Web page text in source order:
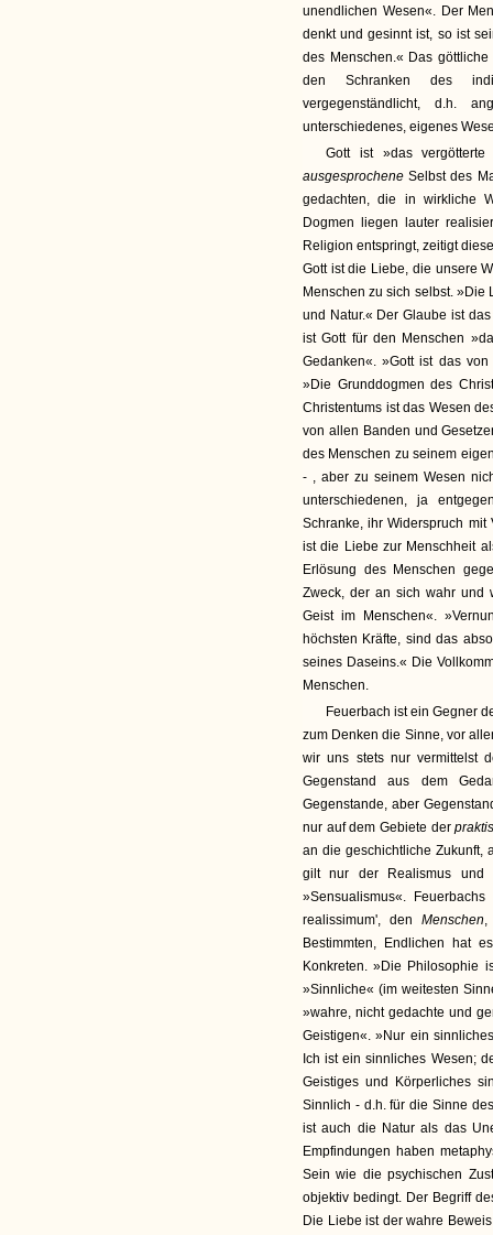
unendlichen Wesen«. Der
denkt und gesinnt ist, so ist
des Menschen.« Das
den Schranken des
vergegenständlicht, d.h.
unterschiedenes, eigenes
Gott ist »das
ausgesprocheneSelbst des
gedachten, die in wirkliche
Dogmen liegen lauter
Religion entspringt, zeitigt
Gott ist die Liebe, die unsere
Menschen zu sich selbst. »Die
und Natur.« Der Glaube ist
ist Gott für den Menschen
Gedanken«. »Gott ist das
»Die Grunddogmen des
Christentums ist das Wesen
von allen Banden und
des Menschen zu seinem
- , aber zu seinem Wesen
unterschiedenen, ja
Schranke, ihr Widerspruch
ist die Liebe zur Menschheit
Erlösung des Menschen
Zweck, der an sich wahr und
Geist im Menschen«.
höchsten Kräfte, sind das
seines Daseins.« Die
Menschen.
Feuerbach ist ein Gegner
zum Denken die Sinne, vor
wir uns stets nur vermittelst
Gegenstand aus dem
Gegenstande, aber
nur auf dem Gebiete der
an die geschichtliche Zukunft,
gilt nur der Realismus und
»Sensualismus«.
realissimum', den Menschen,
Bestimmten, Endlichen hat
Konkreten. »Die Philosophie
»Sinnliche« (im weitesten
»wahre, nicht gedachte und
Geistigen«. »Nur ein
Ich ist ein sinnliches Wesen;
Geistiges und Körperliches
Sinnlich - d.h. für die Sinne
ist auch die Natur als das
Empfindungen haben
Sein wie die psychischen
objektiv bedingt. Der Begriff
Die Liebe ist der wahre